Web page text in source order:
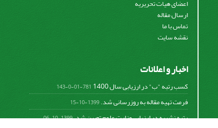
اعضای هیات تحریریه
ارسال مقاله
تماس با ما
نقشه سایت
اخبار و اعلانات
کسب رتبه "ب" در ارزیابی سال 1400 781-01-0-143
فرمت تهیه مقاله به روزرسانی شد.1399-10-15
رتبه نشریه در ارزیابی وزارت علوم تعیین شد.1399-10-06